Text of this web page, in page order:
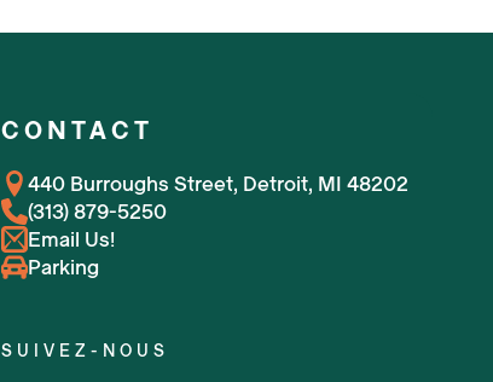
CONTACT
440 Burroughs Street, Detroit, MI 48202
(313) 879-5250
Email Us!
Parking
SUIVEZ-NOUS